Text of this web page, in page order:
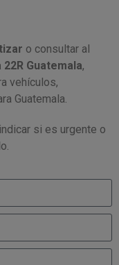
o consultar al
Guatemala,
vehículos,
Guatemala.
si es urgente o